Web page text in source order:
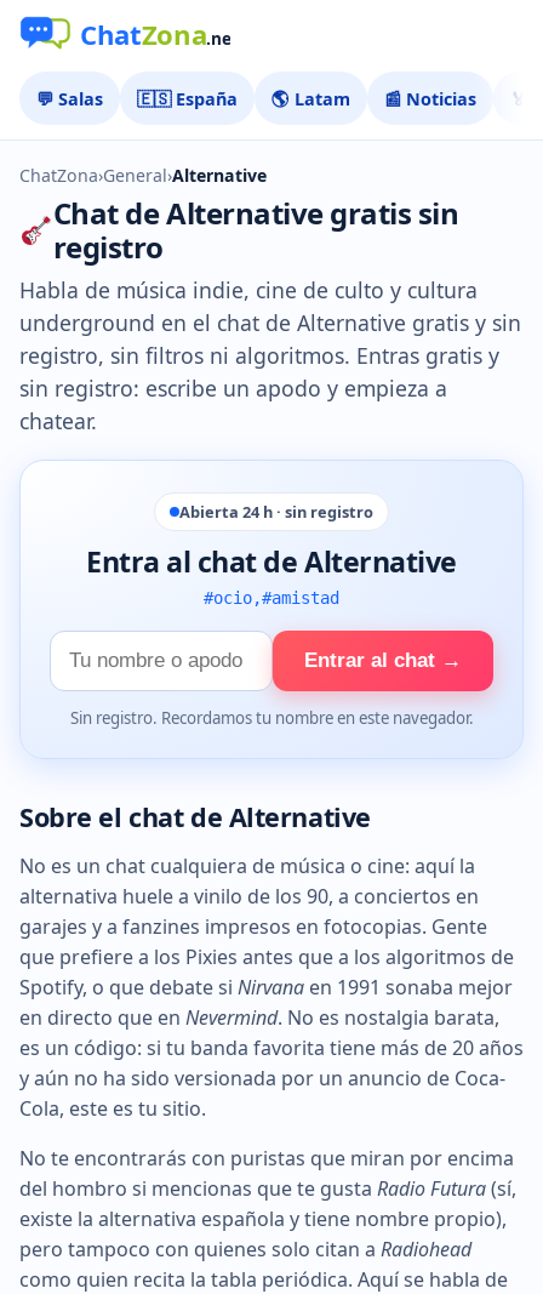
💬 Salas 🇪🇸 España 🌎 Latam 📰 Noticias 🏅
ChatZona›General›Alternative
Chat de Alternative gratis sin
registro
Habla de música indie, cine de culto y cultura
underground en el chat de Alternative gratis y sin
registro, sin filtros ni algoritmos. Entras gratis y
sin registro: escribe un apodo y empieza a
chatear.
Abierta 24 h · sin registro
Entra al chat de Alternative
#ocio,#amistad
Tu
nombre
Entrar al chat →
Sin registro. Recordamos tu nombre en este navegador.
Sobre el chat de Alternative
No es un chat cualquiera de música o cine: aquí la
alternativa huele a vinilo de los 90, a conciertos en
garajes y a fanzines impresos en fotocopias. Gente
que prefiere a los Pixies antes que a los algoritmos de
Spotify, o que debate si Nirvana en 1991 sonaba mejor
en directo que en Nevermind. No es nostalgia barata,
es un código: si tu banda favorita tiene más de 20 años
y aún no ha sido versionada por un anuncio de Coca-
Cola, este es tu sitio.
No te encontrarás con puristas que miran por encima
del hombro si mencionas que te gusta Radio Futura(sí,
existe la alternativa española y tiene nombre propio),
pero tampoco con quienes solo citan a Radiohead
como quien recita la tabla periódica. Aquí se habla de